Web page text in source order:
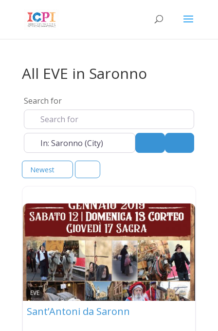
All EVE in Saronno
Search for
Near
Newest
EVE
Sant’Antoni da Saronn